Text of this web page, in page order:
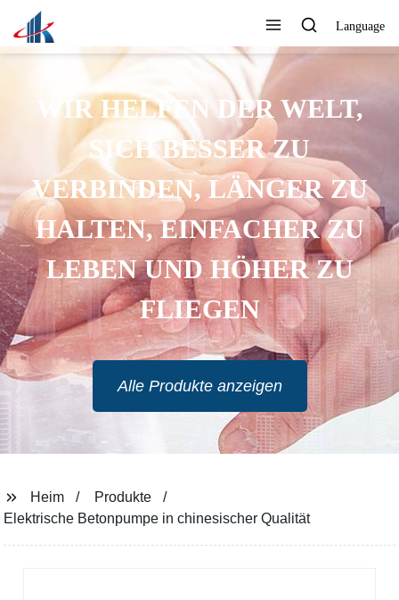
Language
WIR HELFEN DER WELT,
SICH BESSER ZU
VERBINDEN, LÄNGER ZU
HALTEN, EINFACHER ZU
LEBEN UND HÖHER ZU
FLIEGEN
Alle Produkte anzeigen
Heim
Produkte
Elektrische Betonpumpe in chinesischer Qualität